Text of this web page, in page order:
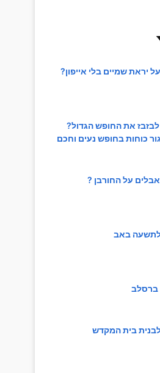
יראת שמיים בלי אייפון?
את החופש הגדול?
כוחות בחופש נעים וחכם
על החורבן ?
באב
ברסלב
בית המקדש